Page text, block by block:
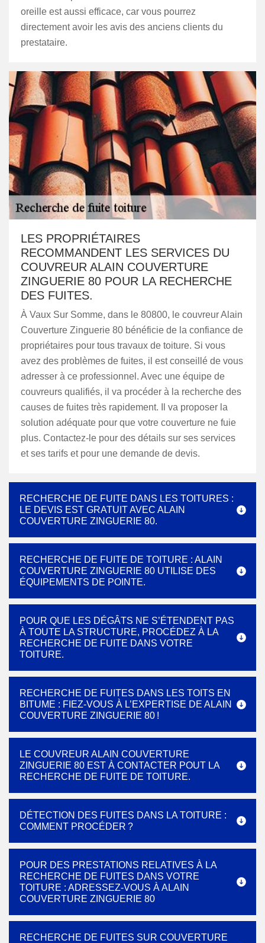
oreille est aussi efficace, car vous pourrez
directement avoir les avis des anciens clients du
prestataire.
LES PROPRIÉTAIRES
RECOMMANDENT LES SERVICES DU
COUVREUR ALAIN COUVERTURE
ZINGUERIE 80 POUR LA RECHERCHE
DES FUITES.
À Vaux Sur Somme, dans le 80800, le couvreur Alain
Couverture Zinguerie 80 bénéficie de la confiance de
propriétaires pour tous travaux de toiture. Si vous
avez des problèmes de fuites, il est conseillé de vous
adresser à ce professionnel. Avec une équipe de
couvreurs qualifiés, il va procéder à la recherche des
causes de fuites très rapidement. Il va proposer la
solution adéquate pour que votre couverture ne fuie
plus. Contactez-le pour des détails sur ses services
et ses tarifs et pour une demande de devis.
RECHERCHE DE FUITE DANS LES TOITURES :
LE DEVIS EST GRATUIT AVEC ALAIN
COUVERTURE ZINGUERIE 80.
RECHERCHE DE FUITE DE TOITURE : ALAIN
COUVERTURE ZINGUERIE 80 UTILISE DES
ÉQUIPEMENTS DE POINTE.
POUR QUE LES DÉGÂTS NE S’ÉTENDENT PAS
À TOUTE LA STRUCTURE, PROCÉDEZ À LA
RECHERCHE DE FUITE DANS VOTRE
TOITURE.
RECHERCHE DE FUITES DANS LES TOITS EN
BITUME : FIEZ-VOUS À L’EXPERTISE DE ALAIN
COUVERTURE ZINGUERIE 80 !
LE COUVREUR ALAIN COUVERTURE
ZINGUERIE 80 EST À CONTACTER POUT LA
RECHERCHE DE FUITE DE TOITURE.
DÉTECTION DES FUITES DANS LA TOITURE :
COMMENT PROCÉDER ?
POUR DES PRESTATIONS RELATIVES À LA
RECHERCHE DE FUITES DANS VOTRE
TOITURE : ADRESSEZ-VOUS À ALAIN
COUVERTURE ZINGUERIE 80
RECHERCHE DE FUITES SUR COUVERTURE